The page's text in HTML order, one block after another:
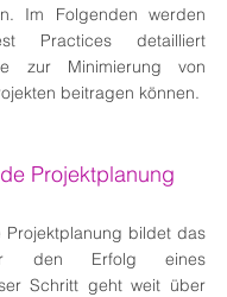
Im Folgenden werden
Practices detailliert
zur Minimierung von
beitragen können.
Projektplanung
Projektplanung bildet das
den Erfolg eines
Schritt geht weit über